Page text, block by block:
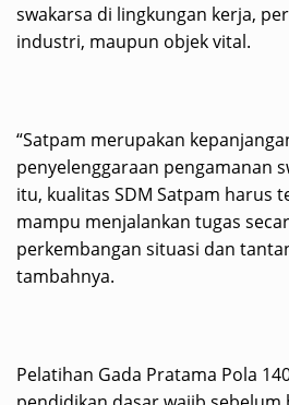
swakarsa di lingkungan kerja,
industri, maupun objek vital.
“Satpam merupakan
penyelenggaraan pengamanan
itu, kualitas SDM Satpam harus
mampu menjalankan tugas
perkembangan situasi dan
tambahnya.
Pelatihan Gada Pratama Pola